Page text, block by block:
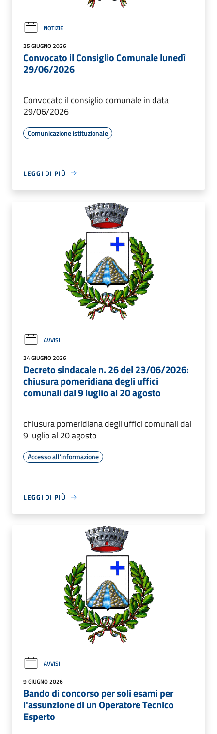
NOTIZIE
25 GIUGNO 2026
Convocato il Consiglio Comunale lunedì
29/06/2026
Convocato il consiglio comunale in data
29/06/2026
Comunicazione istituzionale
LEGGI DI PIÙ
AVVISI
24 GIUGNO 2026
Decreto sindacale n. 26 del 23/06/2026:
chiusura pomeridiana degli uffici
comunali dal 9 luglio al 20 agosto
chiusura pomeridiana degli uffici comunali dal
9 luglio al 20 agosto
Accesso all'informazione
LEGGI DI PIÙ
AVVISI
9 GIUGNO 2026
Bando di concorso per soli esami per
l'assunzione di un Operatore Tecnico
Esperto